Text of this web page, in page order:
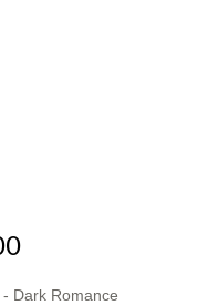
Dark Romance